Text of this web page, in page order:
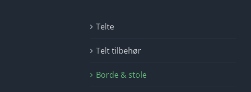
Telte
Telt tilbehør
Borde & stole